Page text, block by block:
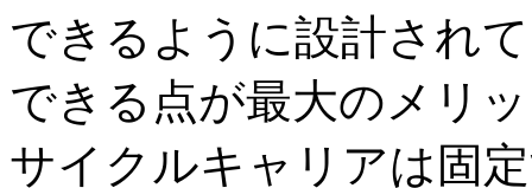
できるように設計され
できる点が最大のメリ
サイクルキャリアは固